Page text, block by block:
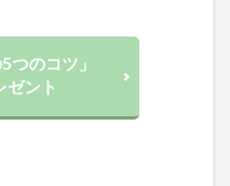
つのコツ」
ゼント